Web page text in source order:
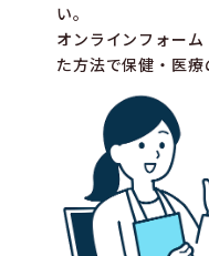
い。
オンラインフォー
た方法で保健・医療